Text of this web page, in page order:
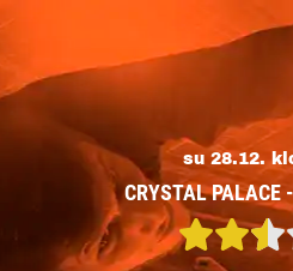
su 28.12.
CRYSTAL PALACE